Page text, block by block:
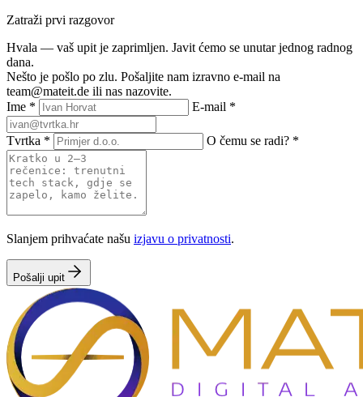
Zatraži prvi razgovor
Hvala — vaš upit je zaprimljen. Javit ćemo se unutar jednog radnog
dana.
Nešto je pošlo po zlu. Pošaljite nam izravno e-mail na
team@mateit.de ili nas nazovite.
Ime * E-mail *
Tvrtka * O čemu se radi? *
Slanjem prihvaćate našu izjavu o privatnosti.
Pošalji upit